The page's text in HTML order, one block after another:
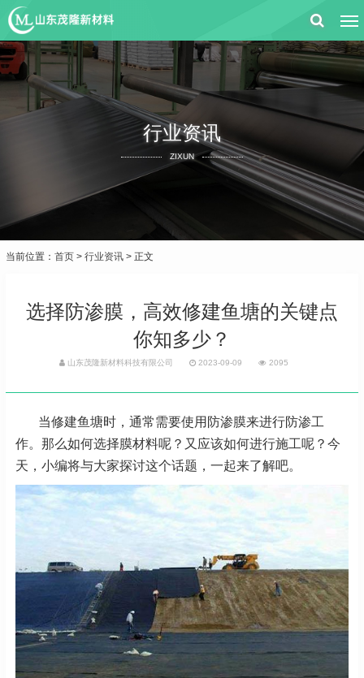
行业资讯
ZIXUN
当前位置： 首页 > 行业资讯 > 正文
选择防渗膜，高效修建鱼塘的关键点
你知多少？
山东茂隆新材料科技有限公司 2023-09-09 2095
当修建鱼塘时，通常需要使用防渗膜来进行防渗工
作。那么如何选择膜材料呢？又应该如何进行施工呢？今
天，小编将与大家探讨这个话题，一起来了解吧。